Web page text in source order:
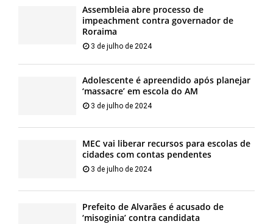
Assembleia abre processo de
impeachment contra governador de
Roraima
3 de julho de 2024
Adolescente é apreendido após planejar
‘massacre’ em escola do AM
3 de julho de 2024
MEC vai liberar recursos para escolas de
cidades com contas pendentes
3 de julho de 2024
Prefeito de Alvarães é acusado de
‘misoginia’ contra candidata